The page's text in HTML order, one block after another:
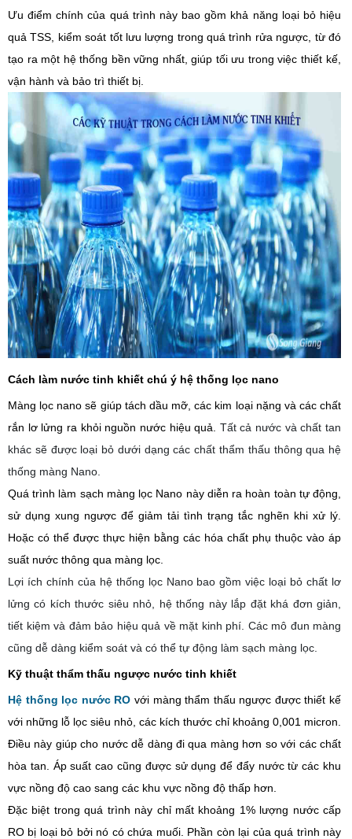
Ưu điểmchính của quá trình nàybao gồm khả năng loại bỏ hiệu
quả TSS, kiểm soát tốt lưu lượng trong quá trình rửa ngược, từ đó
tạo ra một hệ thống bền vững nhất,giúp tối ưu trong việc thiết kế,
vận hành và bảo trì thiết bị
Cách làm nước tinh khiết chú ý hệ thống lọc nano
Màng lọc nano sẽ giúp tách dầu mỡ,các kim loại nặng và cácchất
rắn lơ lửng ra khỏi nguồn nướchiệu quả Tất cả nước và chất tan
khác sẽ được loại bỏ dưới dạngcácchất thẩm thấu thông qua hệ
thống màng Nano
Quá trình làm sạch màng lọc Nano nàydiễn ra hoàn toàn tự động,
sử dụng xung ngược để giảm tải tình trạng tắc nghẽn khi xử lý
Hoặc có thể được thực hiện bằng các hóa chất phụ thuộc vào áp
suất nước thông qua màng lọc.
Lợi ích chính của hệ thống lọc Nano bao gồmviệc loại bỏ chất lơ
lửng có kích thước siêu nhỏ, hệ thống này lắp đặt khá đơn giản,
tiết kiệm và đảm bảo hiệu quả về mặt kinh phí. Các mô đun màng
cũng dễ dàng kiểm soát và có thể tự động làm sạch màng lọc
Kỹ thuật thẩm thấu ngược nước tinh khiết
Hệ thống lọc nước RO với màng thẩm thấu ngược được thiết kế
với những lỗ lọc siêu nhỏ, các kích thước chỉ khoảng 0,001 micron.
Điều này giúpcho nước dễ dàngđi qua màng hơn so với cácchất
hòa tan. Áp suất cao cũng được sửdụng để đẩy nước từcác khu
vực nồng độ cao sang các khu vực nồng độ thấp hơn
Đặc biệt trong quá trình này chỉ mấtkhoảng 1% lượng nước cấp
RO bị loại bỏ bởinó cóchứa muối. Phần còn lại củaquá trình này